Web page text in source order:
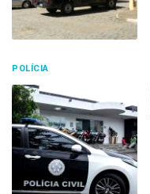
POLÍCIA